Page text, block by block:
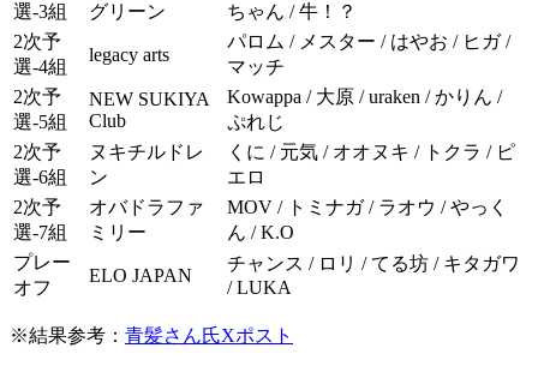
選-3組
グリーン
ちゃん / 牛！？
2次予
選-4組
legacy arts
パロム / メスター / はやお / ヒガ /
マッチ
2次予
選-5組
NEW SUKIYA
Club
Kowappa / 大原 / uraken / かりん /
ぷれじ
2次予
選-6組
ヌキチルドレ
ン
くに / 元気 / オオヌキ / トクラ / ピ
エロ
2次予
選-7組
オバドラファ
ミリー
MOV / トミナガ / ラオウ / やっく
ん / K.O
プレー
オフ
ELO JAPAN
チャンス / ロリ / てる坊 / キタガワ
/ LUKA
※結果参考： 青髪さん氏Xポスト